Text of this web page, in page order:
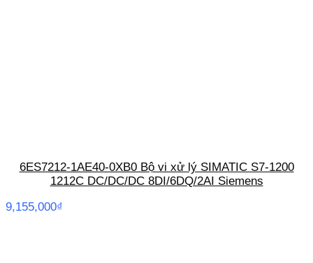
6ES7212-1AE40-0XB0 Bộ vi xử lý SIMATIC S7-1200
1212C DC/DC/DC 8DI/6DQ/2AI Siemens
9,155,000₫